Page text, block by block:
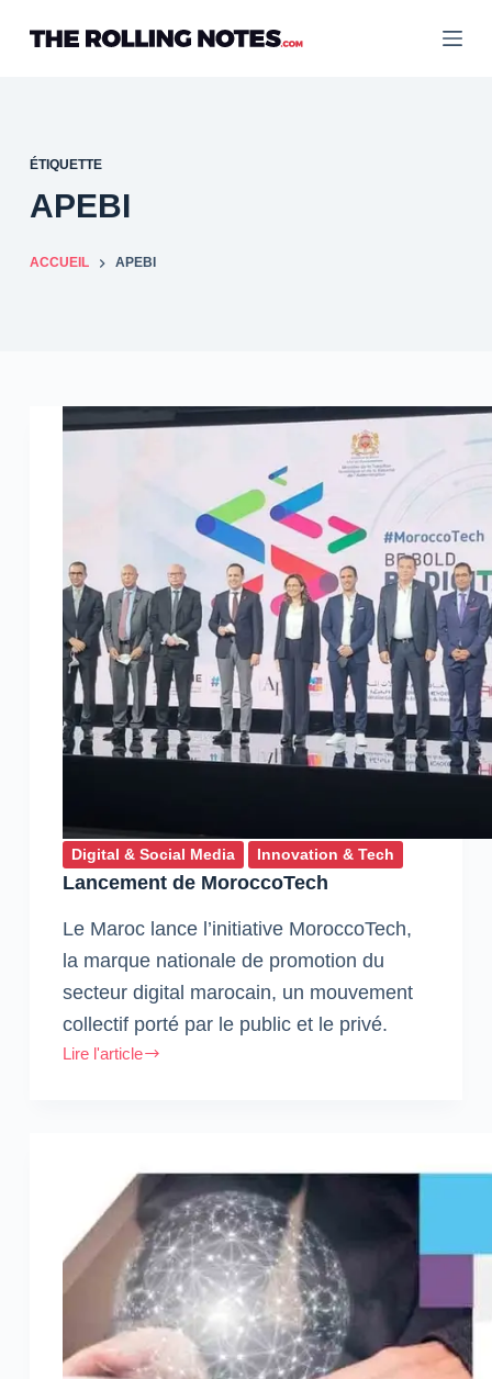
ÉTIQUETTE
APEBI
ACCUEIL APEBI
Digital & Social Media Innovation & Tech
Lancement de MoroccoTech
Le Maroc lance l’initiative MoroccoTech,
la marque nationale de promotion du
secteur digital marocain, un mouvement
collectif porté par le public et le privé.
Lire l'article
Lancement